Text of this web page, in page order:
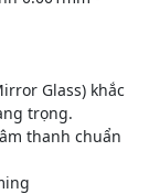
Glass) khắc
trọng.
thanh chuẩn